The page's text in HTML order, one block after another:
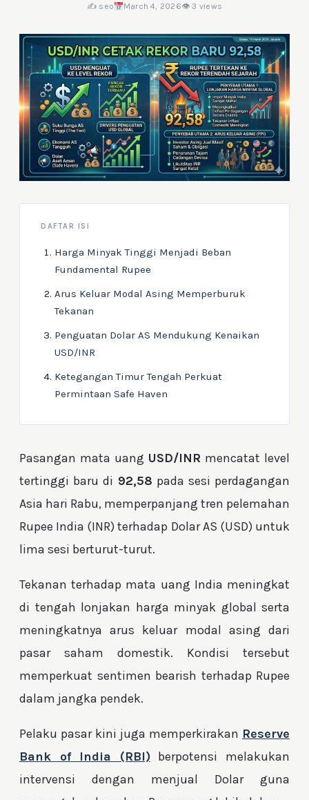
✍️ seo March 4, 2026👁 3 views
DAFTAR ISI
Harga Minyak Tinggi Menjadi Beban
Fundamental Rupee
Arus Keluar Modal Asing Memperburuk
Tekanan
Penguatan Dolar AS Mendukung Kenaikan
USD/INR
Ketegangan Timur Tengah Perkuat
Permintaan Safe Haven
Pasangan mata uang USD/INR mencatat level
tertinggi baru di 92,58 pada sesi perdagangan
Asia hari Rabu, memperpanjang tren pelemahan
Rupee India (INR) terhadap Dolar AS (USD) untuk
lima sesi berturut-turut.
Tekanan terhadap mata uang India meningkat
di tengah lonjakan harga minyak global serta
meningkatnya arus keluar modal asing dari
pasar saham domestik. Kondisi tersebut
memperkuat sentimen bearish terhadap Rupee
dalam jangka pendek.
Pelaku pasar kini juga memperkirakan Reserve
Bank of India (RBI)berpotensi melakukan
intervensi dengan menjual Dolar guna